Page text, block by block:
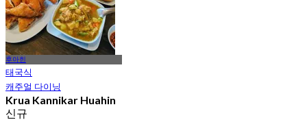
후아힌
태국식
캐주얼 다이닝
Krua Kannikar Huahin
신규